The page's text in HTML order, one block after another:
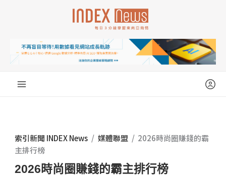
索引新聞 INDEX News / 媒體聯盟 / 2026時尚圈賺錢的霸
主排行榜
2026時尚圈賺錢的霸主排行榜